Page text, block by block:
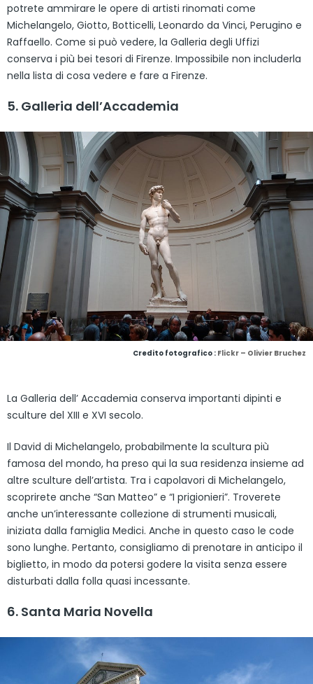
potrete ammirare le opere di artisti rinomati come
Michelangelo, Giotto, Botticelli, Leonardo da Vinci, Perugino e
Raffaello. Come si può vedere, la Galleria degli Uffizi
conserva i più bei tesori di Firenze. Impossibile non includerla
nella lista di cosa vedere e fare a Firenze.
5. Galleria dell’Accademia
Credito fotografico : Flickr – Olivier Bruchez
La Galleria dell’ Accademia conserva importanti dipinti e
sculture del XIII e XVI secolo.
Il David di Michelangelo, probabilmente la scultura più
famosa del mondo, ha preso qui la sua residenza insieme ad
altre sculture dell’artista. Tra i capolavori di Michelangelo,
scoprirete anche “San Matteo” e “I prigionieri”. Troverete
anche un’interessante collezione di strumenti musicali,
iniziata dalla famiglia Medici. Anche in questo caso le code
sono lunghe. Pertanto, consigliamo di prenotare in anticipo il
biglietto, in modo da potersi godere la visita senza essere
disturbati dalla folla quasi incessante.
6. Santa Maria Novella